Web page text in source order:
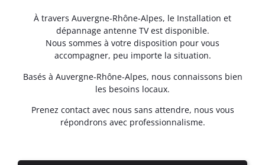
À travers Auvergne-Rhône-Alpes, le Installation et
dépannage antenne TV est disponible.
Nous sommes à votre disposition pour vous
accompagner, peu importe la situation.
Basés à Auvergne-Rhône-Alpes, nous connaissons bien
les besoins locaux.
Prenez contact avec nous sans attendre, nous vous
répondrons avec professionnalisme.